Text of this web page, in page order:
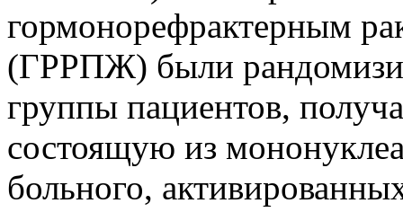
гормонорефрактерным
(ГРРПЖ) были
группы пациентов,
состоящую из
больного,